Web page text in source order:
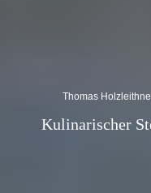
Thomas
Kulinarischer